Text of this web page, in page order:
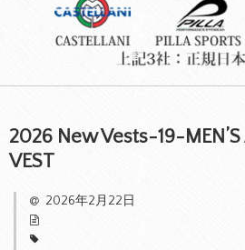
2026 New Vests-19-MEN’S
VEST
2026年2月22日